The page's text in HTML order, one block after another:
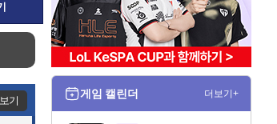
기
게임 캘린더 더보기+